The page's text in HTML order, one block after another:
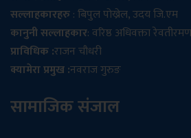
सल्लाहकारहरु: बिपुल पोख्रेल, उदय जि.एम
कानुनी सल्लाहकार: वरिष्ठ अधिवक्ता
प्राविधिक :राजन चौधरी
क्यामेरा प्रमुख :नवराज गुरुङ
सामाजिक संजाल